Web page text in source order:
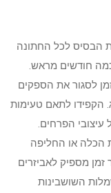
לכל החתונה
חודשים מראש.
את הספקים
הקפידו לתאם טעימות
הפרחים.
או החליפה
מספיק לאביזרים
השושבינות